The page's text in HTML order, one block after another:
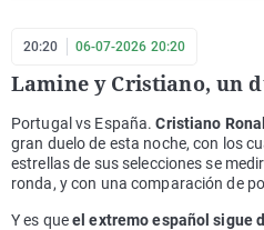
20:20 06-07-2026 20:20
Lamine y Cristiano, un
Portugal vs España.Cristiano
gran duelo de esta noche, con los
estrellas de sus selecciones se
ronda, y con una comparación de
Y es queel extremo español sigue